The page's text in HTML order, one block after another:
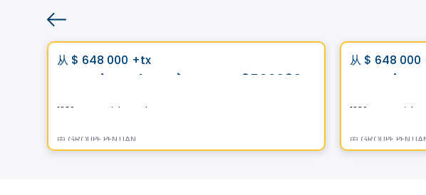
从 $ 648 000 +tx
Domaine Islesmère - Lot 3522939
1286 Rue Patrick, Laval, QC
由 GROUPE PENTIAN
从 $ 648 000
Domaine
1286 Rue Patrick,
由 GROUPE